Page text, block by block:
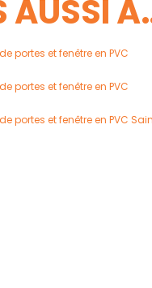
AUSSI
portes et fenêtre en PVC
portes et fenêtre en PVC
portes et fenêtre en PVC